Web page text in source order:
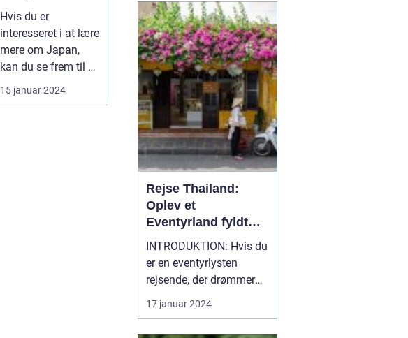
kendt for sin
rige kultur,
traditioner og
naturlandskaber
Hvis du er
interesseret i at lære
mere om Japan,
kan du se frem til en
rejse gennem
historien, smage...
15 januar 2024
fascinerende historie.
Det er blevet et populært
rejsemål for
eventyrlystne rejsende,
der ønsker at opleve en
unik bl...
Rejse Thailand:
Oplev et
Eventyrland fyldt
med Historie og
Skønhed
INTRODUKTION: Hvis du
er en eventyrlysten
rejsende, der drømmer
om at opleve smukke
strande, rig kultur,
17 januar 2024